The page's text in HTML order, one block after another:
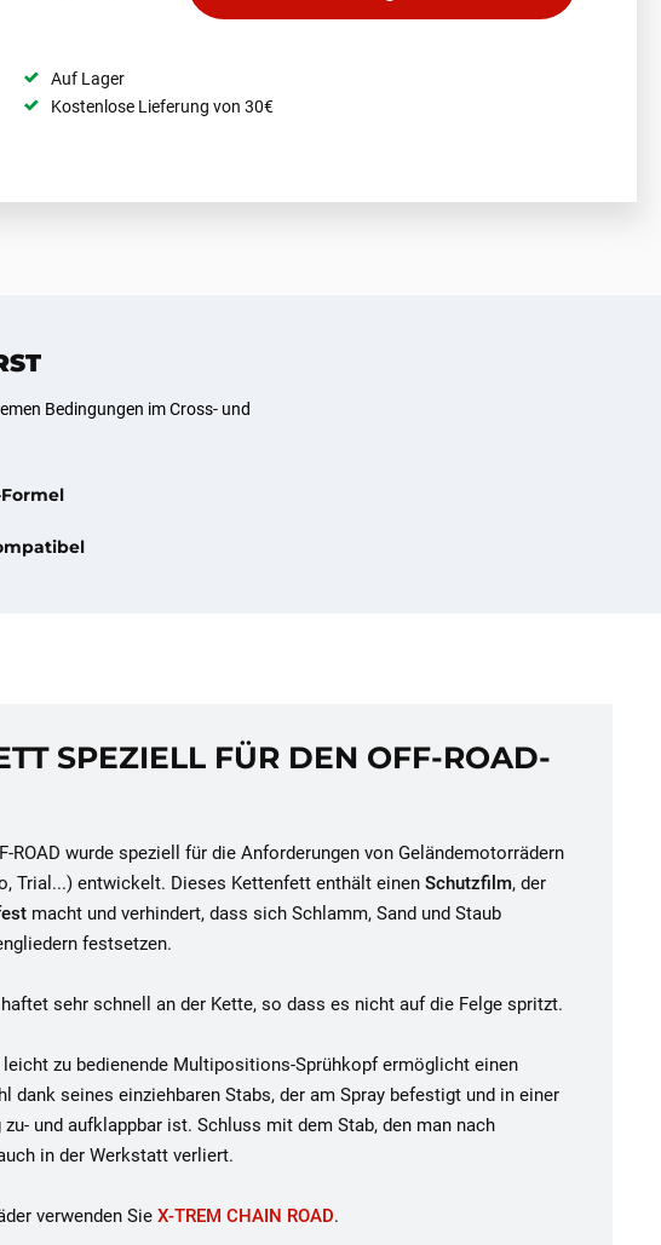
Auf Lager
Kostenlose Lieferung von 30€
Bedingungen im Cross- und
SPEZIELL FÜR DEN OFF-ROAD-
ROAD wurde speziell für die Anforderungen von Geländemotorrädern
Trial...) entwickelt. Dieses Kettenfett enthält einen Schutzfilm, der
macht und verhindert, dass sich Schlamm, Sand und Staub
festsetzen.
sehr schnell an der Kette, so dass es nicht auf die Felge spritzt.
zu bedienende Multipositions-Sprühkopf ermöglicht einen
dank seines einziehbaren Stabs, der am Spray befestigt und in einer
zu- und aufklappbar ist. Schluss mit dem Stab, den man nach
in der Werkstatt verliert.
verwenden Sie X-TREM CHAIN ROAD.